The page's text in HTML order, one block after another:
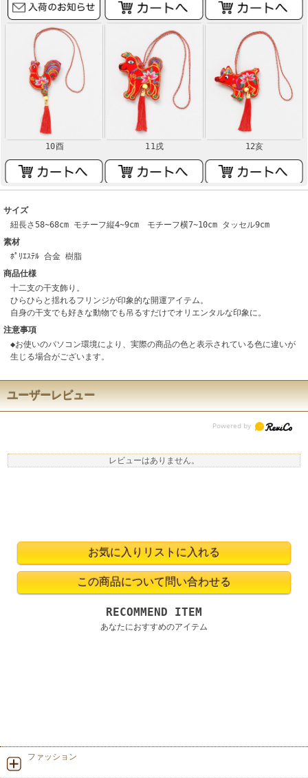
10酉 11戌 12亥
サイズ
紐長さ58~68cm モチーフ縦4~9cm モチーフ横7~10cm タッセル9cm
素材
ﾎﾟﾘｴｽﾃﾙ 合金 樹脂
商品仕様
十二支の干支飾り。
ひらひらと揺れるフリンジが印象的な開運アイテム。
自身の干支でも好きな動物でも吊るすだけでオリエンタルな印象に。
注意事項
◆お使いのパソコン環境により、実際の商品の色と表示されている色に違いが
生じる場合がございます。
ユーザーレビュー
レビューはありません。
RECOMMEND ITEM
あなたにおすすめのアイテム
ファッション